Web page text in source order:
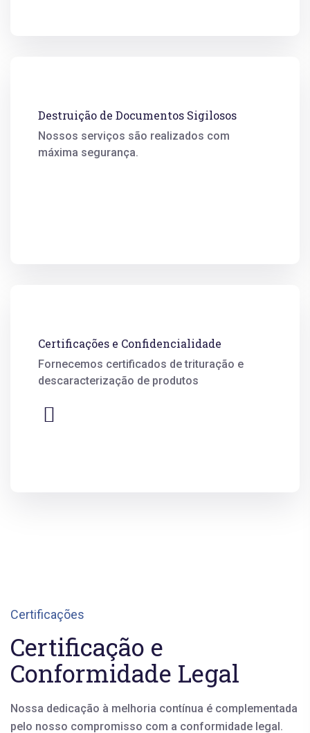
Destruição de Documentos Sigilosos
Nossos serviços são realizados com
máxima segurança.
Certificações e Confidencialidade
Fornecemos certificados de trituração e
descaracterização de produtos
Certificações
Certificação e
Conformidade Legal
Nossa dedicação à melhoria contínua é complementada
pelo nosso compromisso com a conformidade legal.